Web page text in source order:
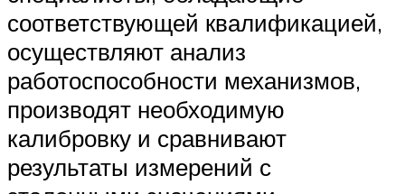
соответствующей квалификацией,
осуществляют анализ
работоспособности механизмов,
производят необходимую
калибровку и сравнивают
результаты измерений с